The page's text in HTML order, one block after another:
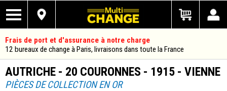
Frais de port et d'assurance à notre charge
12 bureaux de change à Paris, livraisons dans toute la France
AUTRICHE - 20 COURONNES - 1915 - VIENNE
PIÈCES DE COLLECTION EN OR